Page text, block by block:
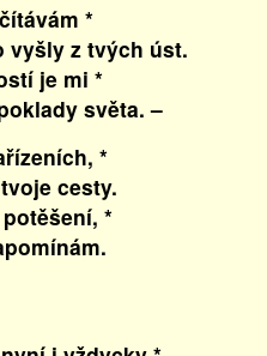
*
z tvých úst.
je mi *
světa. –
*
cesty.
*